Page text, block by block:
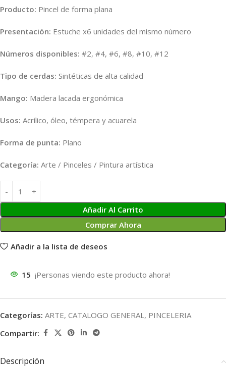
Producto: Pincel de forma plana
Presentación: Estuche x6 unidades del mismo número
Números disponibles: #2, #4, #6, #8, #10, #12
Tipo de cerdas: Sintéticas de alta calidad
Mango: Madera lacada ergonómica
Usos: Acrílico, óleo, témpera y acuarela
Forma de punta: Plano
Categoría: Arte / Pinceles / Pintura artística
Añadir Al Carrito
Comprar Ahora
Añadir a la lista de deseos
15 ¡Personas viendo este producto ahora!
Categorías: ARTE, CATALOGO GENERAL, PINCELERIA
Compartir:
Descripción